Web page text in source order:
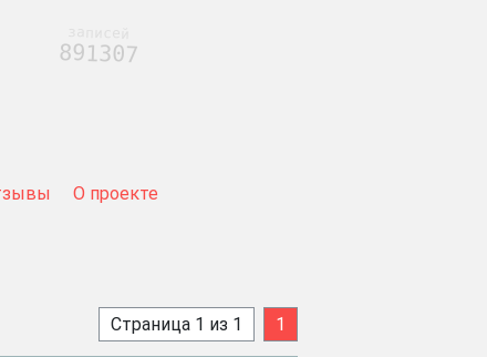
О проекте
Страница 1 из 1 1
891307